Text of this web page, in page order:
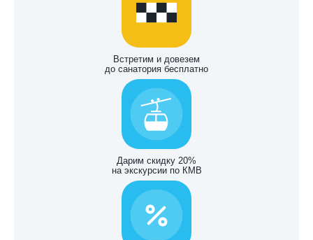
Встретим и довезем
до санатория бесплатно
Дарим скидку 20%
на экскурсии по КМВ